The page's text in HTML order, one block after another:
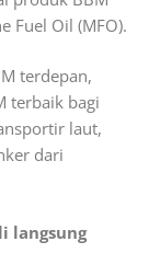
Fuel Oil (MFO).
terdepan,
terbaik bagi
laut,
dari
langsung